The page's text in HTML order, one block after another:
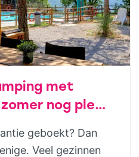
met
nog plek
geboekt? Dan
Veel gezinnen